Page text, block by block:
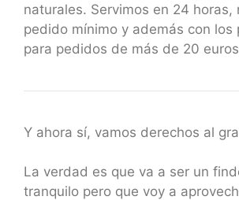
naturales. Servimos en 24 horas,
pedido mínimo y además con los
para pedidos de más de 20
Y ahora sí, vamos derechos al
La verdad es que va a ser un
tranquilo pero que voy a